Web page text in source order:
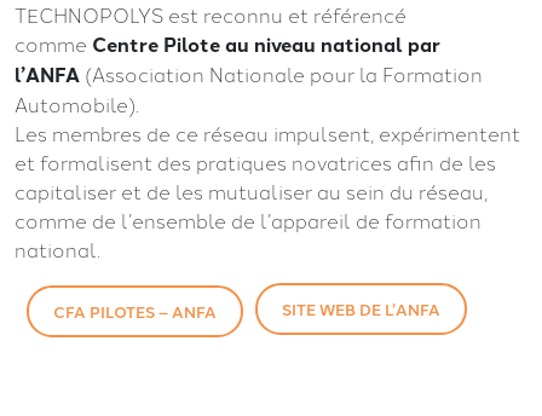
TECHNOPOLYS est reconnu et référencé
comme Centre Pilote au niveau national par
l’ANFA (Association Nationale pour la Formation
Automobile).
Les membres de ce réseau impulsent, expérimentent
et formalisent des pratiques novatrices afin de les
capitaliser et de les mutualiser au sein du réseau,
comme de l’ensemble de l’appareil de formation
national.
CFA PILOTES – ANFA SITE WEB DE L’ANFA